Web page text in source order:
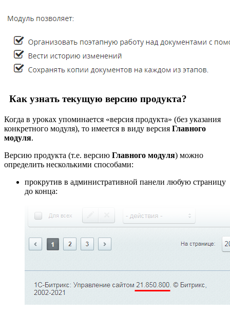
Как узнать текущую версию продукта?
Когда в уроках упоминается «версия продукта» (без указания
конкретного модуля), то имеется в виду версия Главного
модуля.
Версию продукта (т.е. версию Главного модуля) можно
определить несколькими способами:
прокрутив в административной панели любую страницу
до конца: